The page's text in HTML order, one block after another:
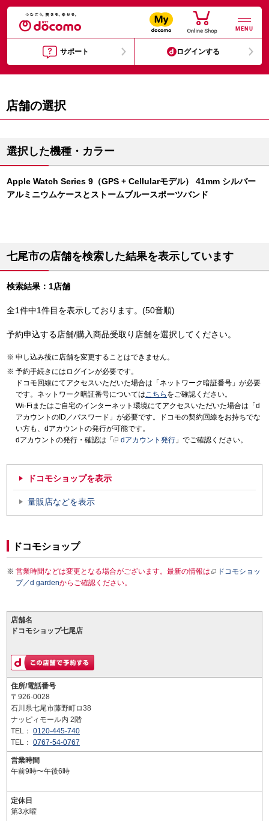
MENU
サポート ログインする
店舗の選択
選択した機種・カラー
Apple Watch Series 9（GPS + Cellularモデル） 41mm シルバー
アルミニウムケースとストームブルースポーツバンド
七尾市の店舗を検索した結果を表示しています
検索結果：1店舗
全1件中1件目を表示しております。(50音順)
予約申込する店舗/購入商品受取り店舗を選択してください。
申し込み後に店舗を変更することはできません。
予約手続きにはログインが必要です。
ドコモ回線にてアクセスいただいた場合は「ネットワーク暗証番号」が必要
です。ネットワーク暗証番号についてはこちら をご確認ください。
Wi-Fiまたはご自宅のインターネット環境にてアクセスいただいた場合は「d
アカウントのID／パスワード」が必要です。ドコモの契約回線をお持ちでな
い方も、dアカウントの発行が可能です。
dアカウントの発行・確認は「
dアカウント発行 」でご確認ください。
ドコモショップを表示
量販店などを表示
ドコモショップ
営業時間などは変更となる場合がございます。最新の情報は
ドコモショッ
プ／d gardenからご確認ください。
店舗名
ドコモショップ七尾店
住所/電話番号
〒926-0028
石川県七尾市藤野町ロ38
ナッピィモール内 2階
TEL： 0120-445-740
TEL： 0767-54-0767
営業時間
午前9時〜午後6時
定休日
第3水曜